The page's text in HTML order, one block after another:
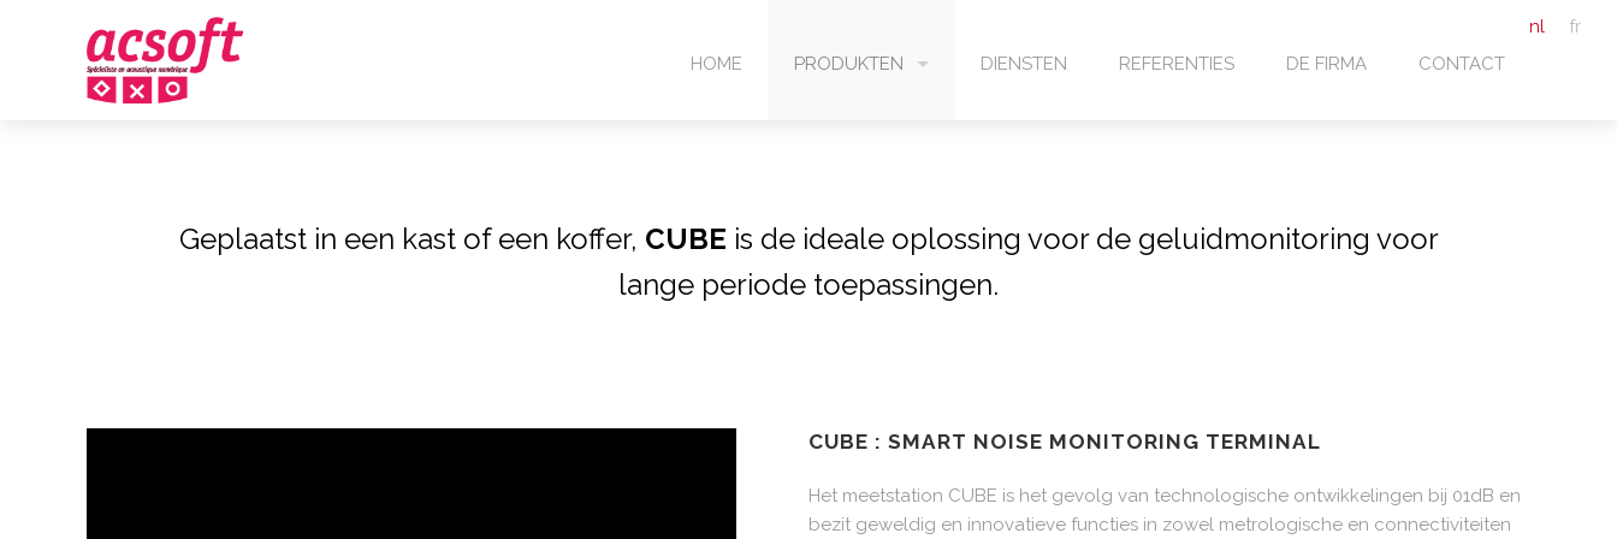
nl
fr
HOME
PRODUKTEN
ACT-400
FUSION
SMART BA SOLUTION
WED
AKOESTISCHE CAMERA
DIENSTEN REFERENTIES DE FIRMA CONTACT
Geplaatst in een kast of een koffer, CUBE is de ideale oplossing voor de geluidmonitoring voor
lange periode toepassingen.
CUBE : SMART NOISE MONITORING TERMINAL
Het meetstation CUBE is het gevolg van technologische ontwikkelingen bij 01dB en
bezit geweldig en innovatieve functies in zowel metrologische en connectiviteiten